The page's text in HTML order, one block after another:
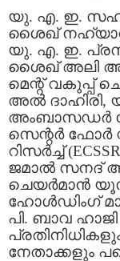
യു. എ. ഇ.
ശൈഖ്
യു. എ. ഇ.
ശൈഖ് അലി അൽ
മെന്റ് വകുപ്പ്
അൽ ദാഹിരി,
അംബാസഡർ
സെന്റർ ഫോർ
റിസർച്ച്
ജമാൽ സനദ്
ചെയർമാൻ
ഹോൾഡിംഗ്‌
പി. ബാവ
നേതാക്കളും